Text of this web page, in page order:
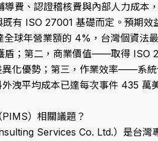
費、認證稽核費與內部人力成本
有 ISO 27001 基礎而定。預期效
球年營業額的 4%，台灣個資法
盾；第二，商業價值——取得 ISO
異化優勢；第三，作業效率——系
洩平均成本已達每次事件 435 萬
）相關議題？
Services Co. Ltd.）是台灣